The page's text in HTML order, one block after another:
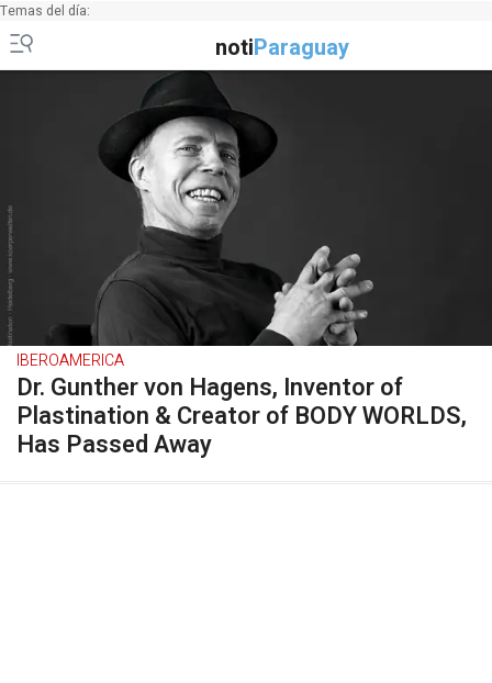
Temas del día:
notiParaguay
IBEROAMERICA
Dr. Gunther von Hagens, Inventor of
Plastination & Creator of BODY WORLDS,
Has Passed Away